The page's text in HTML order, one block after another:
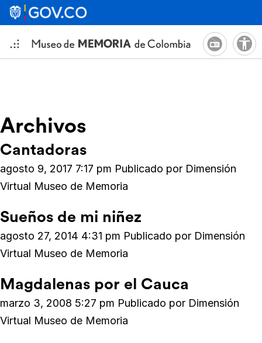
Archivos
Cantadoras
agosto 9, 2017 7:17 pm Publicado por Dimensión
Virtual Museo de Memoria
Sueños de mi niñez
agosto 27, 2014 4:31 pm Publicado por Dimensión
Virtual Museo de Memoria
Magdalenas por el Cauca
marzo 3, 2008 5:27 pm Publicado por Dimensión
Virtual Museo de Memoria